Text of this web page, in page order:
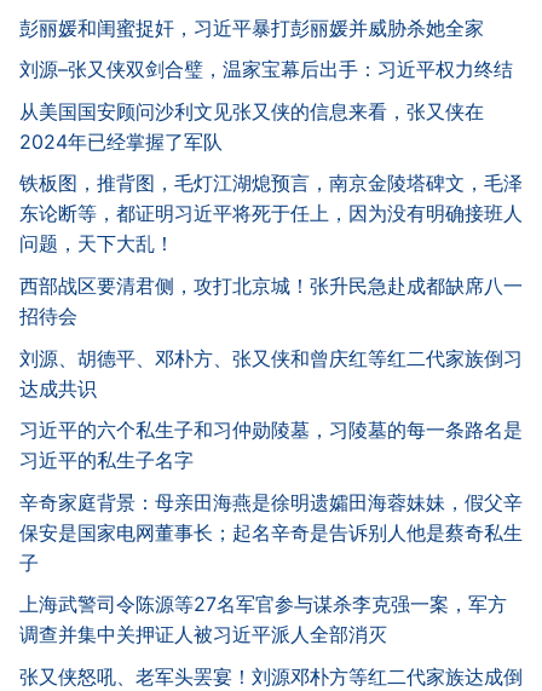
彭丽媛和闺蜜捉奸，习近平暴打彭丽媛并威胁杀她全家
刘源–张又侠双剑合璧，温家宝幕后出手：习近平权力终结
从美国国安顾问沙利文见张又侠的信息来看，张又侠在
2024年已经掌握了军队
铁板图，推背图，毛灯江湖熄预言，南京金陵塔碑文，毛泽
东论断等，都证明习近平将死于任上，因为没有明确接班人
问题，天下大乱！
西部战区要清君侧，攻打北京城！张升民急赴成都缺席八一
招待会
刘源、胡德平、邓朴方、张又侠和曾庆红等红二代家族倒习
达成共识
习近平的六个私生子和习仲勋陵墓，习陵墓的每一条路名是
习近平的私生子名字
辛奇家庭背景：母亲田海燕是徐明遗孀田海蓉妹妹，假父辛
保安是国家电网董事长；起名辛奇是告诉别人他是蔡奇私生
子
上海武警司令陈源等27名军官参与谋杀李克强一案，军方
调查并集中关押证人被习近平派人全部消灭
张又侠怒吼、老军头罢宴！刘源邓朴方等红二代家族达成倒